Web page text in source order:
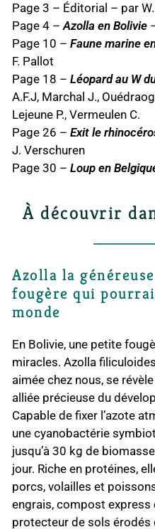
Page 3 – Éditorial – par
Page 4 –Azolla en Bolivie
Page 10 – Faune marine
F. Pallot
Page 18 – Léopard au W
A.F.J, Marchal J.,
Lejeune P., Vermeulen C.
Page 26 – Exit le
J. Verschuren
Page 30 – Loup en
À découvrir
Azolla la
fougère qui
monde
En Bolivie, une petite
miracles. Azolla
aimée chez nous, se
alliée précieuse du
Capable de fixer l’azote
une cyanobactérie
jusqu’à 30 kg de
jour. Riche en protéines,
porcs, volailles et
engrais, compost express
protecteur de sols érodés